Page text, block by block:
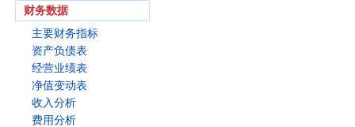
财务数据
主要财务指标
资产负债表
经营业绩表
净值变动表
收入分析
费用分析